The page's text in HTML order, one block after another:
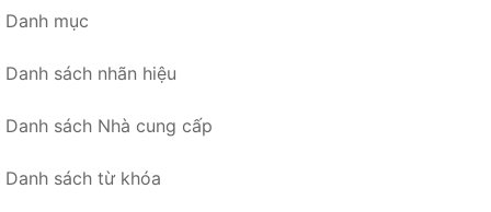
Danh mục
Danh sách nhãn hiệu
Danh sách Nhà cung cấp
Danh sách từ khóa